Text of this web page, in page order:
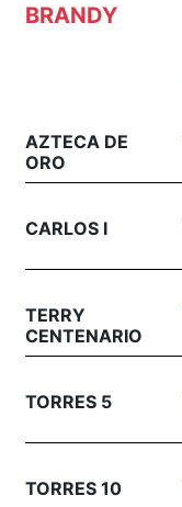
BRANDY
AZTECA DE
ORO
CARLOS I
TERRY
CENTENARIO
TORRES 5
TORRES 10